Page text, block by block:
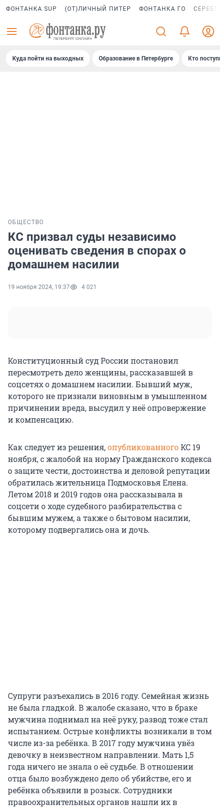
ФОНТАНКА SUP (ОТ)ЛИЧНЫЙ ПИТЕР ФОНТАНКА ГО
Куда пойти на выходных Образование в Петербурге Кто
ОБЩЕСТВО
КС призвал суды независимо
оценивать сведения в спорах о
домашнем насилии
19 ноября 2024, 19:37 4 021
Конституционный суд России постановил
пересмотреть дело женщины, рассказавшей в
соцсетях о домашнем насилии. Бывший муж,
которого не признали виновным в умышленном
причинении вреда, высудил у неё опровержение
и компенсацию.
Как следует из решения,опубликованногоКС 19
ноября, с жалобой на норму Гражданского кодекса
о защите чести, достоинства и деловой репутации
обратилась жительница Подмосковья Елена.
Летом 2018 и 2019 годов она рассказывала в
соцсети о ходе судебного разбирательства с
бывшим мужем, а также о бытовом насилии,
которому подвергались она и дочь.
Супруги разъехались в 2016 году. Семейная жизнь
не была гладкой. В жалобе сказано, что в браке
мужчина поднимал на неё руку, развод тоже стал
испытанием. Острые конфликты возникали в том
числе из-за ребёнка. В 2017 году мужчина увёз
девочку в неизвестном направлении. Мать 1,5
года ничего не знала о её судьбе. В отношении
отца было возбуждено дело об убийстве, его и
ребёнка объявили в розыск. Сотрудники
правоохранительных органов нашли их в